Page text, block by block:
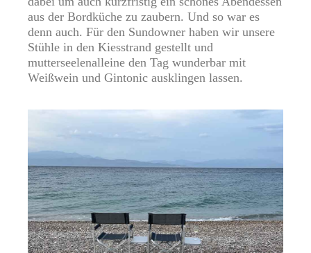
aus der Bordküche zu zaubern. Und so war es
denn auch. Für den Sundowner haben wir unsere
Stühle in den Kiesstrand gestellt und
mutterseelenalleine den Tag wunderbar mit
Weißwein und Gintonic ausklingen lassen.